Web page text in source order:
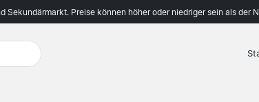
Sekundärmarkt. Preise können höher oder niedriger sein als der